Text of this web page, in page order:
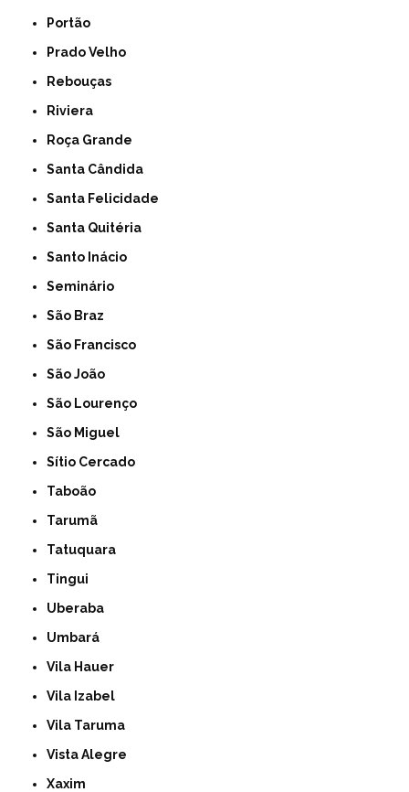
Portão
Prado Velho
Rebouças
Riviera
Roça Grande
Santa Cândida
Santa Felicidade
Santa Quitéria
Santo Inácio
Seminário
São Braz
São Francisco
São João
São Lourenço
São Miguel
Sítio Cercado
Taboão
Tarumã
Tatuquara
Tingui
Uberaba
Umbará
Vila Hauer
Vila Izabel
Vila Taruma
Vista Alegre
Xaxim